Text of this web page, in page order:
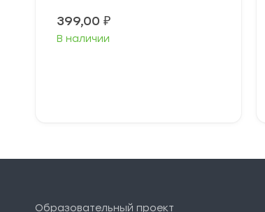
399,00 ₽
В наличии
Образовательный проект